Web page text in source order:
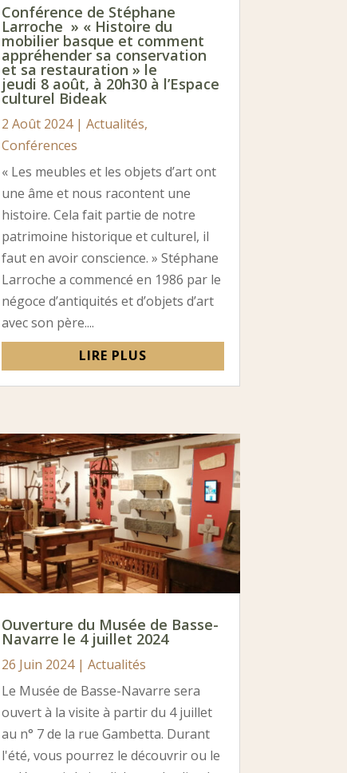
Conférence de Stéphane
Larroche » « Histoire du
mobilier basque et comment
appréhender sa conservation
et sa restauration » le
jeudi 8 août, à 20h30 à l’Espace
culturel Bideak
2 Août 2024| Actualités,
Conférences
« Les meubles et les objets d’art ont
une âme et nous racontent une
histoire. Cela fait partie de notre
patrimoine historique et culturel, il
faut en avoir conscience. » Stéphane
Larroche a commencé en 1986 par le
négoce d’antiquités et d’objets d’art
avec son père....
LIRE PLUS
Ouverture du Musée de Basse-
Navarre le 4 juillet 2024
26 Juin 2024| Actualités
Le Musée de Basse-Navarre sera
ouvert à la visite à partir du 4 juillet
au n° 7 de la rue Gambetta. Durant
l'été, vous pourrez le découvrir ou le